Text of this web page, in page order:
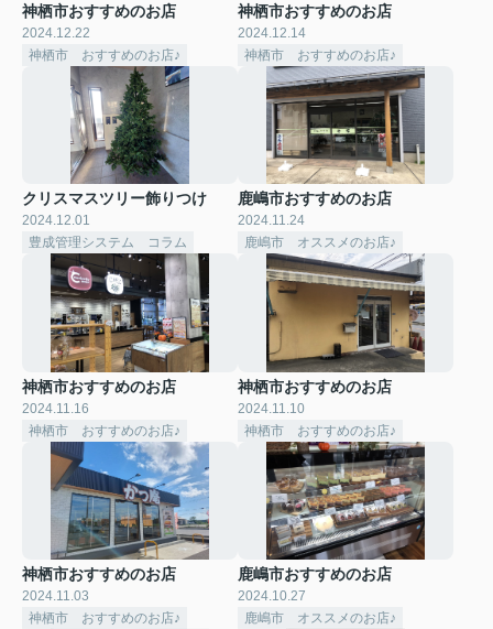
神栖市おすすめのお店
2024.12.22
神栖市 おすすめのお店♪
神栖市おすすめのお店
2024.12.14
神栖市 おすすめのお店♪
クリスマスツリー飾りつけ
2024.12.01
豊成管理システム コラム
鹿嶋市おすすめのお店
2024.11.24
鹿嶋市 オススメのお店♪
神栖市おすすめのお店
2024.11.16
神栖市 おすすめのお店♪
神栖市おすすめのお店
2024.11.10
神栖市 おすすめのお店♪
神栖市おすすめのお店
2024.11.03
神栖市 おすすめのお店♪
鹿嶋市おすすめのお店
2024.10.27
鹿嶋市 オススメのお店♪